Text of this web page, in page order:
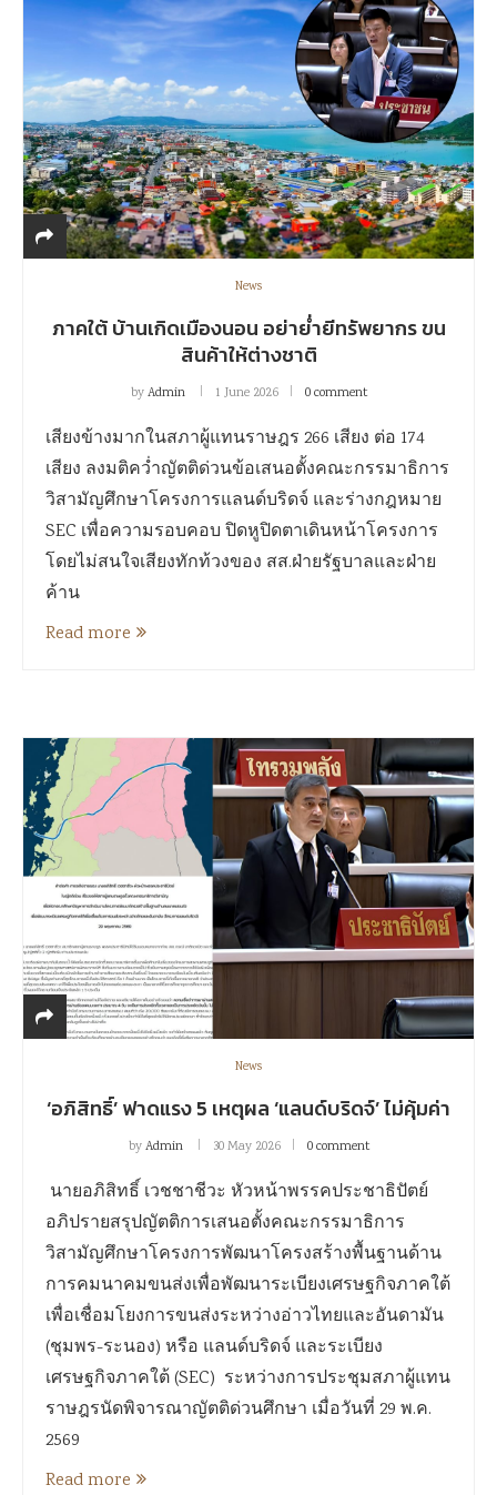
News
ภาคใต้ บ้านเกิดเมืองนอน อย่าย่ำยีทรัพยากร ขน
สินค้าให้ต่างชาติ
byAdmin 1 June 2026 0 comment
เสียงข้างมากในสภาผู้แทนราษฎร 266 เสียง ต่อ 174
เสียง ลงมติคว่ำญัตติด่วนข้อเสนอตั้งคณะกรรมาธิการ
วิสามัญศึกษาโครงการแลนด์บริดจ์ และร่างกฎหมาย
SEC เพื่อความรอบคอบ ปิดหูปิดตาเดินหน้าโครงการ
โดยไม่สนใจเสียงทักท้วงของ สส.ฝ่ายรัฐบาลและฝ่าย
ค้าน
Read more
News
‘อภิสิทธิ์’ ฟาดแรง 5 เหตุผล ‘แลนด์บริดจ์’ ไม่คุ้มค่า
byAdmin 30 May 2026 0 comment
นายอภิสิทธิ์ เวชชาชีวะ หัวหน้าพรรคประชาธิปัตย์
อภิปรายสรุปญัตติการเสนอตั้งคณะกรรมาธิการ
วิสามัญศึกษาโครงการพัฒนาโครงสร้างพื้นฐานด้าน
การคมนาคมขนส่งเพื่อพัฒนาระเบียงเศรษฐกิจภาคใต้
เพื่อเชื่อมโยงการขนส่งระหว่างอ่าวไทยและอันดามัน
(ชุมพร-ระนอง) หรือ แลนด์บริดจ์ และระเบียง
เศรษฐกิจภาคใต้ (SEC) ระหว่างการประชุมสภาผู้แทน
ราษฎรนัดพิจารณาญัตติด่วนศึกษา เมื่อวันที่ 29 พ.ค.
2569
Read more